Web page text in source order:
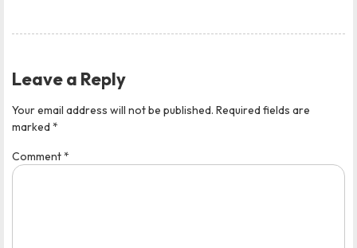
Leave a Reply
Your email address will not be published. Required fields are
marked *
Comment*